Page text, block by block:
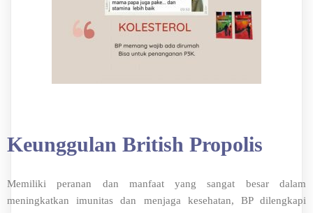
Keunggulan British Propolis
Memiliki peranan dan manfaat yang sangat besar dalam
meningkatkan imunitas dan menjaga kesehatan, BP dilengkapi